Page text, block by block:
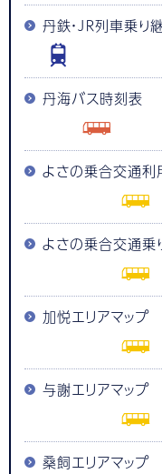
丹鉄・ＪＲ列車乗り
丹海バス時刻表
よさの乗合交通利
よさの乗合交通乗
加悦エリアマップ
与謝エリアマップ
桑飼エリアマップ